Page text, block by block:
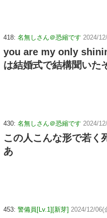
418: 名無しさん＠恐縮です 2024/
you are my only
は結婚式で結構聞いた
430: 名無しさん＠恐縮です 2024/
この人こんな形で若く
あ
453: 警備員[Lv.1][新芽] 2024/12/06(